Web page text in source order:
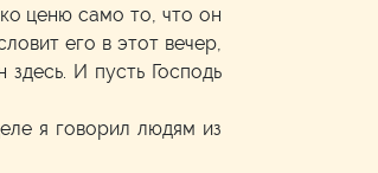
ценю само то, что он
его в этот вечер,
И пусть Господь
я говорил людям из